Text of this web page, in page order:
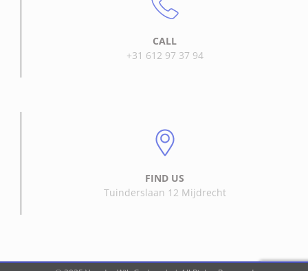
CALL
+31 612 97 37 94
FIND US
Tuinderslaan 12 Mijdrecht